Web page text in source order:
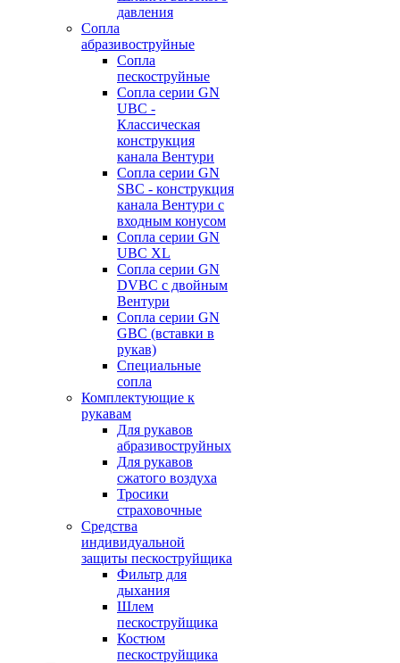
давления
Сопла
абразивоструйные
Сопла
пескоструйные
Сопла серии GN
UBC -
Классическая
конструкция
канала Вентури
Сопла серии GN
SBC - конструкция
канала Вентури c
входным конусом
Сопла серии GN
UBC XL
Сопла серии GN
DVBC с двойным
Вентури
Сопла серии GN
GBC (вставки в
рукав)
Специальные
сопла
Комплектующие к
рукавам
Для рукавов
абразивоструйных
Для рукавов
сжатого воздуха
Тросики
страховочные
Средства
индивидуальной
защиты пескоструйщика
Фильтр для
дыхания
Шлем
пескоструйщика
Костюм
пескоструйщика